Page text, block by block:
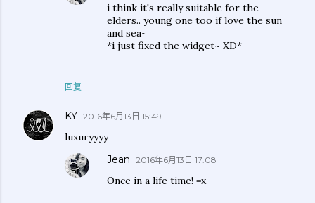
回复
i think it's really suitable for the
elders.. young one too if love the sun
and sea~
*i just fixed the widget~ XD*
KY 2016年6月13日 15:49
luxuryyyy
Jean 2016年6月13日 17:08
Once in a life time! =x